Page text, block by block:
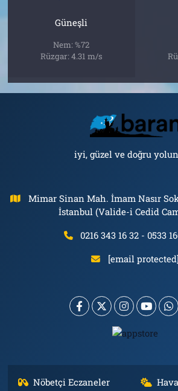
Güneşli
Nem: %72
Rüzgar: 4.31 m/s
iyi, güzel ve doğru
Mimar Sinan Mah. İmam Nasır
İstanbul (Valide-i Cedid
0216 343 16 32 - 0533
[email protected]
Nöbetçi Eczaneler